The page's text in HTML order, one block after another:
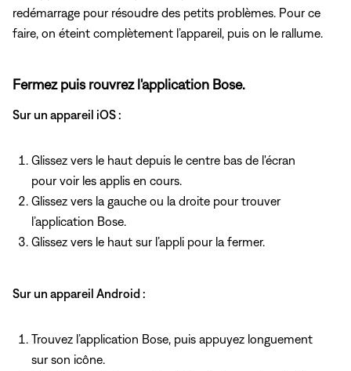
redémarrage pour résoudre des petits problèmes. Pour ce
faire, on éteint complètement l’appareil, puis on le rallume.
Fermez puis rouvrez l'application Bose.
Sur un appareil iOS :
Glissez vers le haut depuis le centre bas de l'écran
pour voir les applis en cours.
Glissez vers la gauche ou la droite pour trouver
l’application Bose.
Glissez vers le haut sur l’appli pour la fermer.
Sur un appareil Android :
Trouvez l’application Bose, puis appuyez longuement
sur son icône.